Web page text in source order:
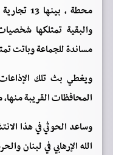
محطة ،
والبقية تمتلكها
مساندة للجماعة وباتت
ويغطي بث تلك
المحافظات القريبة
وساعد الحوثي في هذا
الله الإرهابي في لبنان